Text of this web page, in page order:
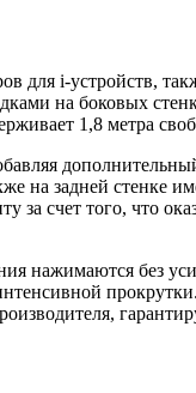
для i-устройств,
на боковых
1,8 метра
на задней стенке
счет того, что
без